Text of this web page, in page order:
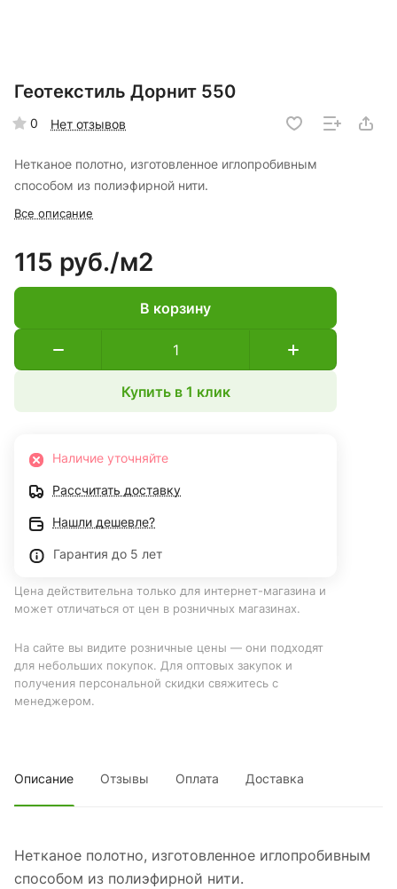
Геотекстиль Дорнит 550
0 Нет отзывов
Нетканое полотно, изготовленное иглопробивным
способом из полиэфирной нити.
Все описание
115 руб./м2
В корзину
Купить в 1 клик
Наличие уточняйте
Рассчитать доставку
Нашли дешевле?
Гарантия до 5 лет
Цена действительна только для интернет-магазина и
может отличаться от цен в розничных магазинах.
На сайте вы видите розничные цены — они подходят
для небольших покупок. Для оптовых закупок и
получения персональной скидки свяжитесь с
менеджером.
Описание Отзывы Оплата Доставка
Нетканое полотно, изготовленное иглопробивным
способом из полиэфирной нити.